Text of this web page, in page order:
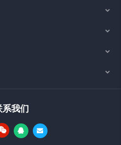
系我们